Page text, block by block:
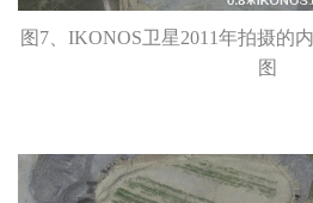
图7、IKONOS卫星2011年拍摄的
图